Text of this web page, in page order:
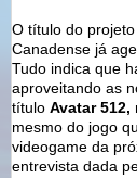
O título do
Canadense já
Tudo indica que
aproveitando as
título Avatar 512,
mesmo do jogo
videogame da
entrevista dada